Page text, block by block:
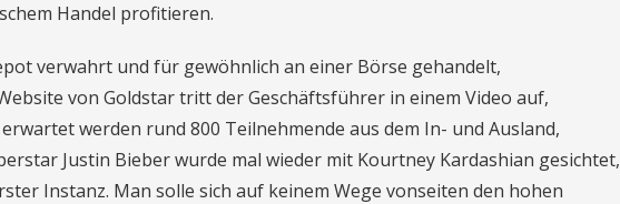
Handel profitieren.
verwahrt und für gewöhnlich an einer Börse gehandelt,
von Goldstar tritt der Geschäftsführer in einem Video auf,
werden rund 800 Teilnehmende aus dem In- und Ausland,
Justin Bieber wurde mal wieder mit Kourtney Kardashian gesichtet,
Instanz. Man solle sich auf keinem Wege vonseiten den hohen